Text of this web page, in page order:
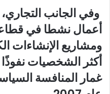
وفي الجانب
أعمال نشطا في
ومشاريع الإنشاءات
أكثر الشخصيات
غمار المنافسة